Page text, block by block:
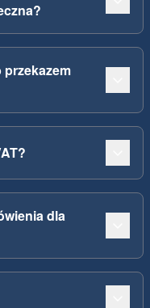
przekazem
dla